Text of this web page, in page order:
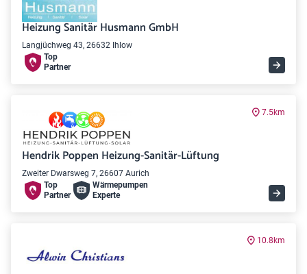
Heizung Sanitär Husmann GmbH
Langjüchweg 43, 26632 Ihlow
Top
Partner
7.5km
Hendrik Poppen Heizung-Sanitär-Lüftung
Zweiter Dwarsweg 7, 26607 Aurich
Top
Partner
Wärme­pumpen
Experte
10.8km